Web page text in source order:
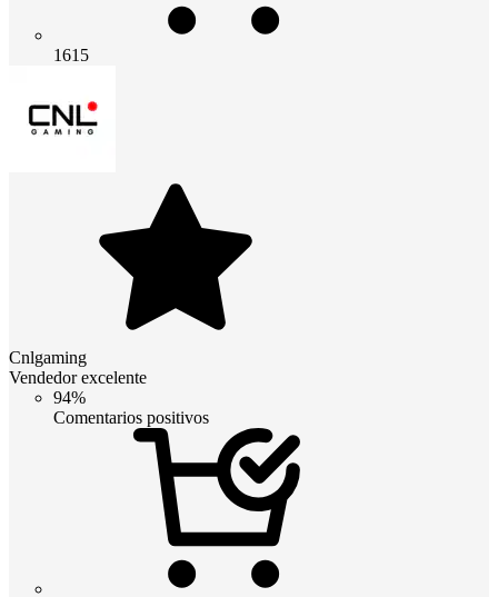
1615
Cnlgaming
Vendedor excelente
94%
Comentarios positivos